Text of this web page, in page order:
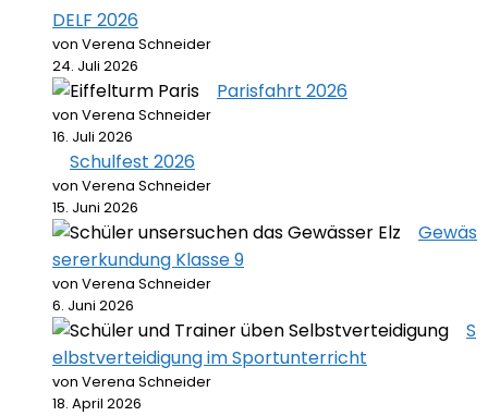
DELF 2026
von Verena Schneider
24. Juli 2026
Parisfahrt 2026
von Verena Schneider
16. Juli 2026
Schulfest 2026
von Verena Schneider
15. Juni 2026
Gewäs
sererkundung Klasse 9
von Verena Schneider
6. Juni 2026
S
elbstverteidigung im Sportunterricht
von Verena Schneider
18. April 2026